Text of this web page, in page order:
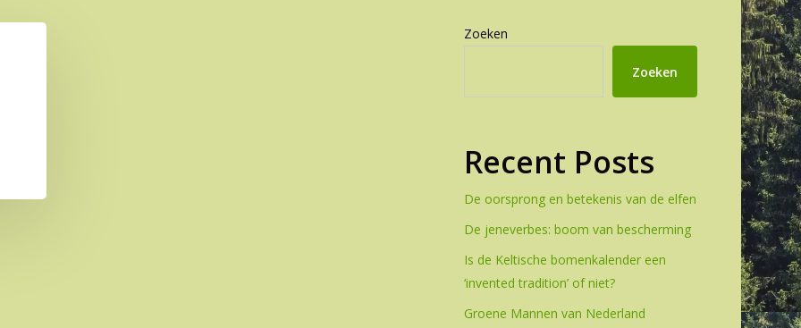
Zoeken
Zoeken
Recent Posts
De oorsprong en betekenis van de elfen
De jeneverbes: boom van bescherming
Is de Keltische bomenkalender een
‘invented tradition’ of niet?
Groene Mannen van Nederland